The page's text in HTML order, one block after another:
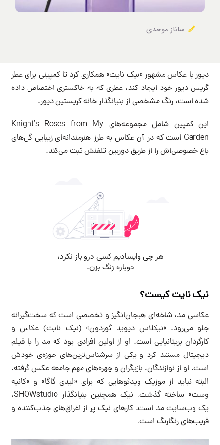
ساناز موحدی
دیور با عکاس مشهور «نیک نایت» همکاری کرد تا کمپینی برای عطر
گریس دیور خود ایجاد کند، عطری که به خاکستری اختصاص داده
شده است، رنگ مشخصی از بنیانگذار خانه کریستین دیور.
این کمپین شامل مجموعه‌های Knight’s Roses from My
Garden است که در آن عکاس به طرز هنرمندانه‌ای زیبایی گل‌های
باغ خصوصی‌اش را از طریق دوربین تلفنش ثبت می‌کند.
نیک نایت کیست؟
عکاسی مد، شاخه‌ای هیجان‌انگیز و تخصصی است که سخت‌گیرانه
جلو می‌رود. «نیکلاس دیوید گوردون» (نیک نایت) عکاس و
کارگردان بریتانیایی است. او از اولین افرادی بود که مد را با فیلم
دیجیتال مستند کرد و یکی از سرشناس‌ترین‌های حوزه‌ی خودش
است. او از نوازندگان، بازیگران و چهره‌های مهم جامعه عکس گرفته.
البته نباید از موزیک‌ ویدئوهایی که برای «لیدی‌ گاگا» و «کانیه
وست» ساخته گذشت. نیک همچنین بنیانگذار SHOWstudio،
یک وب‌سایت مد است. کارهای نیک پر از اغراق‌های جذب‌کننده و
فریب‌های رنگارنگ است.